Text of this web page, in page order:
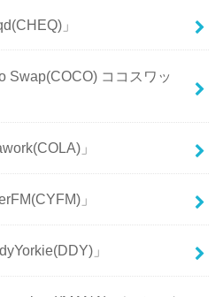
」
Swap(COCO) ココスワッ
」
」
」